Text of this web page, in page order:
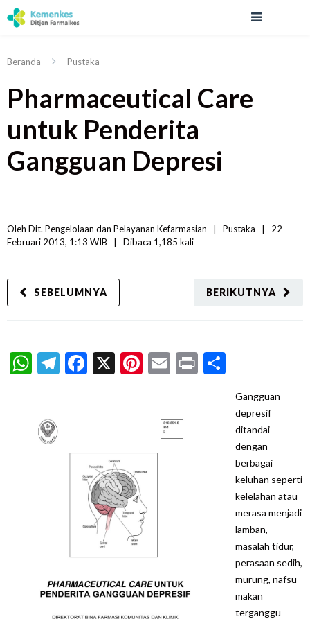
Beranda Pustaka
Pharmaceutical Care
untuk Penderita
Gangguan Depresi
Oleh Dit. Pengelolaan dan Pelayanan Kefarmasian Pustaka
22
Februari 2013, 1:13 WIB
Dibaca 1,185 kali
BERIKUTNYA
SEBELUMNYA
WhatsApp
Telegram
Facebook
X Pinterest
Email
Print
Gangguan
depresif
ditandai
dengan
berbagai
keluhan seperti
kelelahan atau
merasa menjadi
lamban,
masalah tidur,
perasaan sedih,
murung, nafsu
makan
terganggu